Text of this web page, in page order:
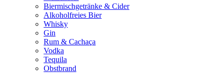
Biermischgetränke & Cider
Alkoholfreies Bier
Whisky
Gin
Rum & Cachaça
Vodka
Tequila
Obstbrand